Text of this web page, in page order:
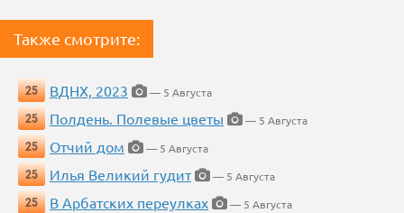
Также смотрите:
25 ВДНХ, 2023
— 5 Августа
25
Полдень. Полевые цветы
— 5 Августа
25
Отчий дом
— 5 Августа
25
Илья Великий гудит
— 5 Августа
25
В Арбатских переулках
— 5 Августа